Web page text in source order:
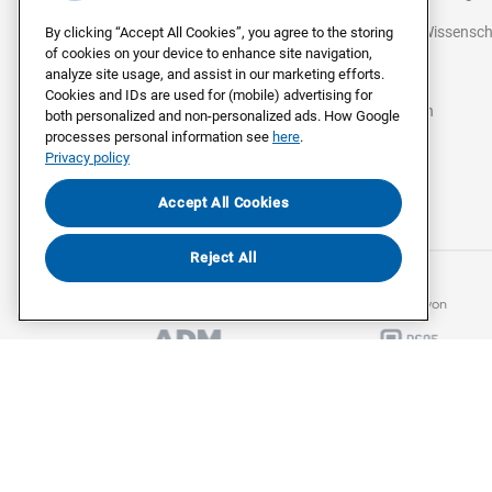
Politik &
Strategie
Agenturen
Civey
Mitglied von
By clicking “Accept All Cookies”, you agree to the storing
of cookies on your device to enhance site navigation,
analyze site usage, and assist in our marketing efforts.
Cookies and IDs are used for (mobile) advertising for
both personalized and non-personalized ads. How Google
processes personal information see here.
Privacy policy
Accept All Cookies
Reject All